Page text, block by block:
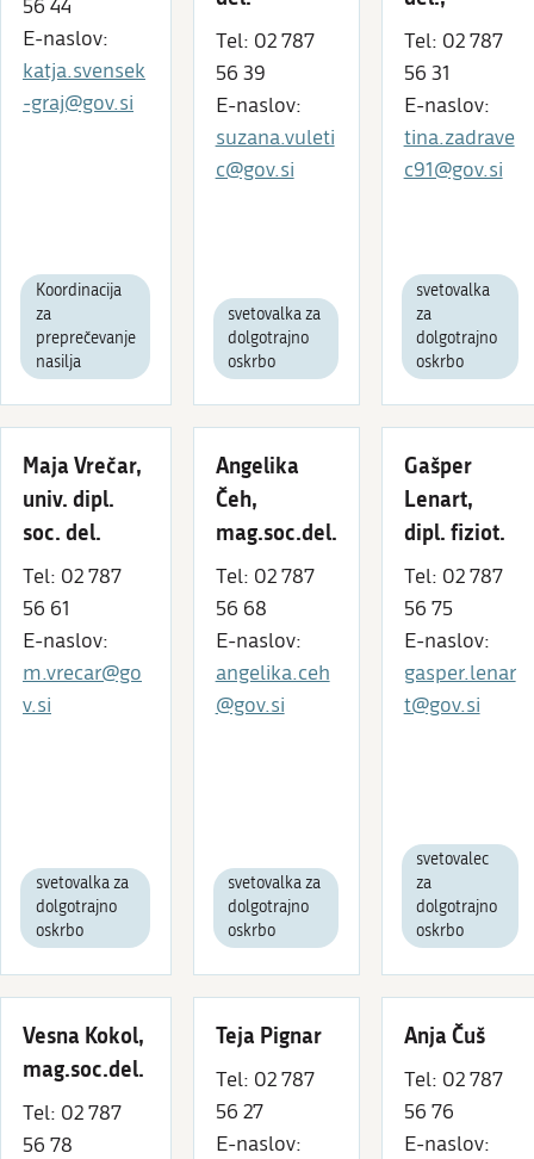
56 44
E-naslov:
katja.svensek
-graj@gov.si
Koordinacija
za
preprečevanje
nasilja
Tel: 02 787
56 39
E-naslov:
suzana.vuleti
c@gov.si
svetovalka za
dolgotrajno
oskrbo
Tel: 02 787
56 31
E-naslov:
tina.zadrave
c91@gov.si
svetovalka
za
dolgotrajno
oskrbo
Maja Vrečar,
univ. dipl.
soc. del.
Tel: 02 787
56 61
E-naslov:
m.vrecar@go
v.si
svetovalka za
dolgotrajno
oskrbo
Angelika
Čeh,
mag.soc.del.
Tel: 02 787
56 68
E-naslov:
angelika.ceh
@gov.si
svetovalka za
dolgotrajno
oskrbo
Gašper
Lenart,
dipl. fiziot.
Tel: 02 787
56 75
E-naslov:
gasper.lenar
t@gov.si
svetovalec
za
dolgotrajno
oskrbo
Vesna Kokol,
mag.soc.del.
Tel: 02 787
56 78
Teja Pignar
Tel: 02 787
56 27
E-naslov:
Anja Čuš
Tel: 02 787
56 76
E-naslov: